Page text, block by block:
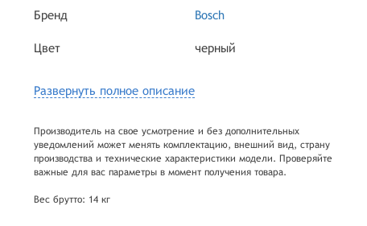
Бренд Bosch
Цвет черный
Развернуть полное описание
Производитель на свое усмотрение и без дополнительных
уведомлений может менять комплектацию, внешний вид, страну
производства и технические характеристики модели. Проверяйте
важные для вас параметры в момент получения товара.
Вес брутто: 14 кг